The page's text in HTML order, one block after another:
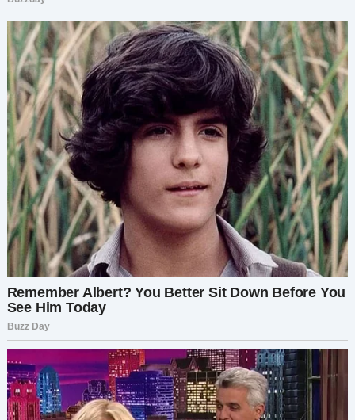
денег от отца, я начала подрабатывать то тут,
то там, чтобы просто сводить концы с концами.
Я работала в «Макдоналдсе», в «Ростиксе» и
даже раздавала листовки у торгового центра.
Я до сих пор помню, как от меня пахло
картошкой фри после смен. От этого запаха
просто невозможно избавиться. В каком-то
смысле я благодарна за этот опыт, поскольку
всё это научило меня тому, что нужно знать в
жизни. Это сделало меня той, кто я есть, —
научило стойкости и помогло пережить
тёмные времена.
Я съехала, как только смогла. Помню, мне тогда
было 18 — было долгое и жаркое лето, и я
собрала свои вещи и уехала в Санкт-Петербург
на своей старой «Хонде Цивик», даже не
попрощавшись. На моём счету тогда было,
может, 400 долларов, но это было
освобождение. Я до сих пор помню сладкий
летний бриз юности и свободы вдоль